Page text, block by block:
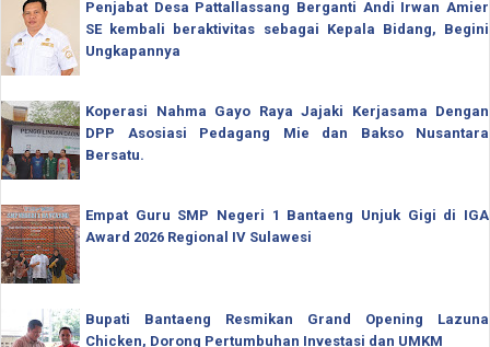
Penjabat Desa Pattallassang Berganti Andi Irwan Amier
SE kembali beraktivitas sebagai Kepala Bidang, Begini
Ungkapannya
Koperasi Nahma Gayo Raya Jajaki Kerjasama Dengan
DPP Asosiasi Pedagang Mie dan Bakso Nusantara
Bersatu.
Empat Guru SMP Negeri 1 Bantaeng Unjuk Gigi di IGA
Award 2026 Regional IV Sulawesi
Bupati Bantaeng Resmikan Grand Opening Lazuna
Chicken, Dorong Pertumbuhan Investasi dan UMKM